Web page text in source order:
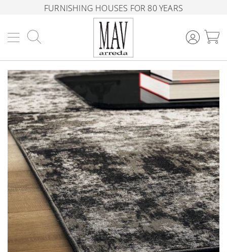
FURNISHING HOUSES FOR 80 YEARS
Skip
to
the
end
of
the
images
gallery